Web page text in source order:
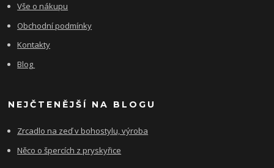
Vše o nákupu
Obchodní podmínky
Kontakty
Blog
NEJČTENĚJŠÍ NA BLOGU
Zrcadlo na zeď v bohostylu, výroba
Něco o špercích z pryskyřice